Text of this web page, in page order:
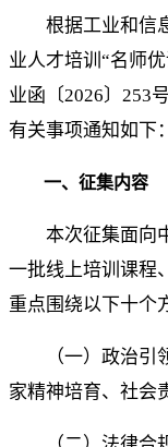
根据工业和信息
业人才培训“名师
业函〔2026〕253
有关事项通知如下：
一、征集内容
本次征集面向中
一批线上培训课程
重点围绕以下十个
（一）政治引领
家精神培育、社会